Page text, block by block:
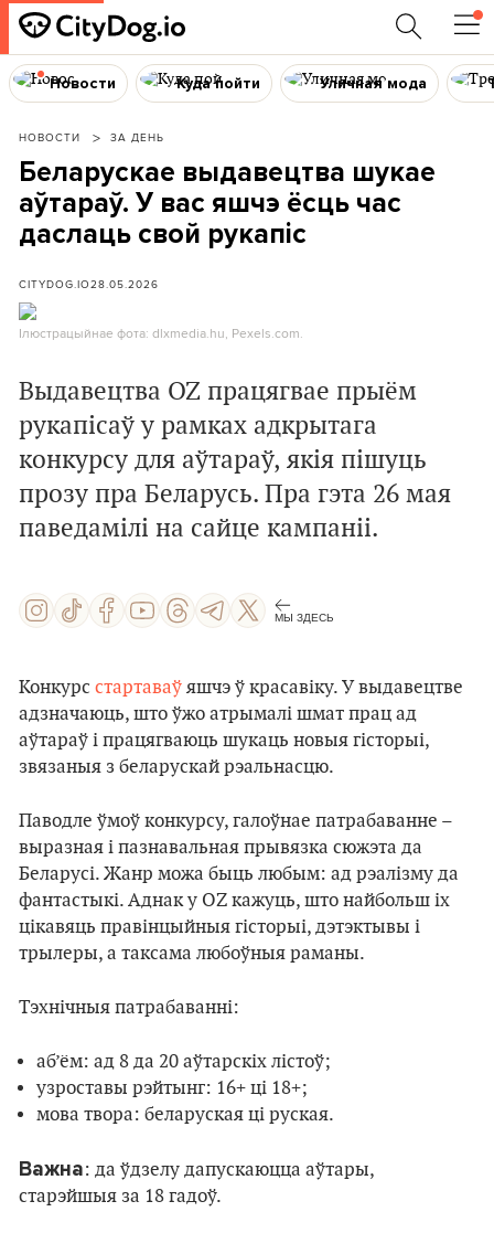
Новости Куда пойти Уличная мода
НОВОСТИ ЗА ДЕНЬ
Беларускае выдавецтва шукае
аўтараў. У вас яшчэ ёсць час
даслаць свой рукапіс
CITYDOG.IO28.05.2026
Ілюстрацыйнае фота: dlxmedia.hu, Pexels.com.
Выдавецтва OZ працягвае прыём
рукапісаў у рамках адкрытага
конкурсу для аўтараў, якія пішуць
прозу пра Беларусь. Пра гэта 26 мая
паведамілі на сайце кампаніі.
МЫ ЗДЕСЬ
Конкурс стартаваў яшчэ ў красавіку. У выдавецтве
адзначаюць, што ўжо атрымалі шмат прац ад
аўтараў і працягваюць шукаць новыя гісторыі,
звязаныя з беларускай рэальнасцю.
Паводле ўмоў конкурсу, галоўнае патрабаванне –
выразная і пазнавальная прывязка сюжэта да
Беларусі. Жанр можа быць любым: ад рэалізму да
фантастыкі. Аднак у OZ кажуць, што найбольш іх
цікавяць правінцыйныя гісторыі, дэтэктывы і
трылеры, а таксама любоўныя раманы.
Тэхнічныя патрабаванні:
аб’ём: ад 8 да 20 аўтарскіх лістоў;
узроставы рэйтынг: 16+ ці 18+;
мова твора: беларуская ці руская.
Важна: да ўдзелу дапускаюцца аўтары,
старэйшыя за 18 гадоў.